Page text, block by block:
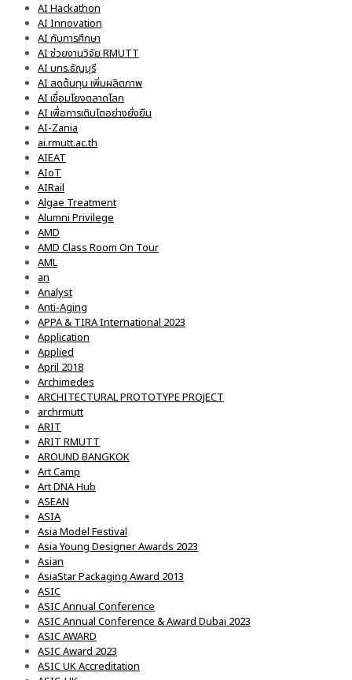
AI Hackathon
AI Innovation
AI กับการศึกษา
AI ช่วยงานวิจัย RMUTT
AI มทร.ธัญบุรี
AI ลดต้นทุน เพิ่มผลิตภาพ
AI เชื่อมโยงตลาดโลก
AI เพื่อการเติบโตอย่างยั่งยืน
AI-Zania
ai.rmutt.ac.th
AIEAT
AIoT
AIRail
Algae Treatment
Alumni Privilege
AMD
AMD Class Room On Tour
AML
an
Analyst
Anti-Aging
APPA & TIRA International 2023
Application
Applied
April 2018
Archimedes
ARCHITECTURAL PROTOTYPE PROJECT
archrmutt
ARIT
ARIT RMUTT
AROUND BANGKOK
Art Camp
Art DNA Hub
ASEAN
ASIA
Asia Model Festival
Asia Young Designer Awards 2023
Asian
AsiaStar Packaging Award 2013
ASIC
ASIC Annual Conference
ASIC Annual Conference & Award Dubai 2023
ASIC AWARD
ASIC Award 2023
ASIC UK Accreditation